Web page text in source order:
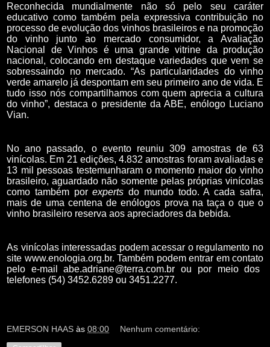
Reconhecida mundialmente não só pelo seu caráter
educativo como também pela expressiva contribuição no
processo de evolução dos vinhos brasileiros e na promoção
do vinho junto ao mercado consumidor, a Avaliação
Nacional de Vinhos é uma grande vitrine da produção
nacional, colocando em destaque variedades que vem se
sobressaindo no mercado. “As particularidades do vinho
verde amarelo já despontam em seu primeiro ano de vida. E
tudo isso nós compartilhamoscom quem aprecia a cultura
do vinho”, destaca o presidente da ABE, enólogo Luciano
Vian.
No ano passado, o evento reuniu 309 amostras de 63
vinícolas. Em 21 edições, 4.832 amostras foram avaliadas e
13 mil pessoas testemunharam o momento maior do vinho
brasileiro, aguardado não somente pelas próprias vinícolas
como também porexpertsdo mundo todo. A cada safra,
mais de uma centena de enólogos prova na taça o que o
vinho brasileiro reserva aos apreciadores da bebida.
As vinícolas interessadas podem acessar o regulamento no
site www.enologia.org.br. Também podem entrar em contato
pelo e-mail abe.adriane@terra.com.br ou por meio dos
telefones (54) 3452.6289 ou 3451.2277.
EMERSON HAAS às 08:00 Nenhum comentário: